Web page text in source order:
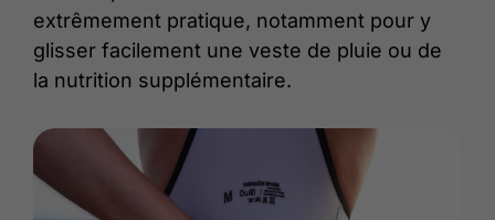
extrêmement pratique, notamment pour y
glisser facilement une veste de pluie ou de
la nutrition supplémentaire.